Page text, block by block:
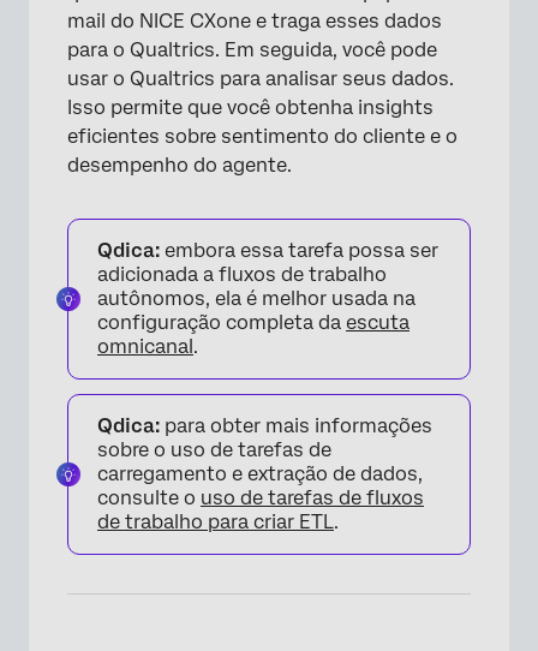
mail do NICE CXone e traga esses dados
para o Qualtrics. Em seguida, você pode
usar o Qualtrics para analisar seus dados.
Isso permite que você obtenha insights
eficientes sobre sentimento do cliente e o
desempenho do agente.
Qdica: embora essa tarefa possa ser
adicionada a fluxos de trabalho
autônomos, ela é melhor usada na
configuração completa da escuta
omnicanal.
Qdica: para obter mais informações
sobre o uso de tarefas de
carregamento e extração de dados,
consulte o uso de tarefas de fluxos
de trabalho para criar ETL.